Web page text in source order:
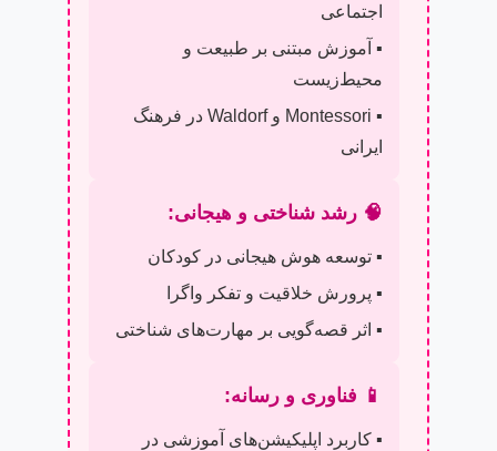
اجتماعی
▪️ آموزش مبتنی بر طبیعت و
محیط‌زیست
▪️ Montessori و Waldorf در فرهنگ
ایرانی
🧠 رشد شناختی و هیجانی:
▪️ توسعه هوش هیجانی در کودکان
▪️ پرورش خلاقیت و تفکر واگرا
▪️ اثر قصه‌گویی بر مهارت‌های شناختی
📱 فناوری و رسانه:
▪️ کاربرد اپلیکیشن‌های آموزشی در